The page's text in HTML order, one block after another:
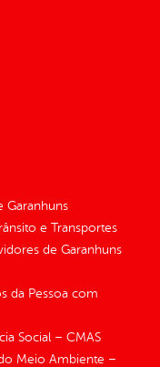
Garanhuns
e Transportes
de Garanhuns
da Pessoa com
Social – CMAS
Meio Ambiente –